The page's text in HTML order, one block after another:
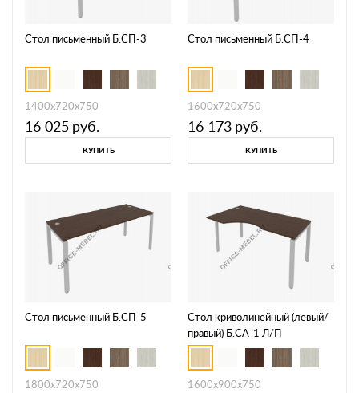
Стол письменный Б.СП-3
1400х720х750
16 025 руб.
КУПИТЬ
Стол письменный Б.СП-4
1600х720х750
16 173 руб.
КУПИТЬ
Стол письменный Б.СП-5
1800х720х750
Стол криволинейный (левый/
правый) Б.СА-1 Л/П
1600х900х750